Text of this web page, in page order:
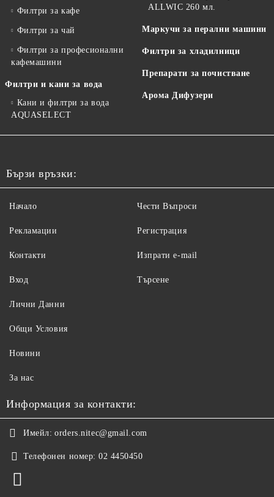
Филтри за кафе
Филтри за чай
Филтри за професионални
кафемашини
Филтри и кани за вода
Кани и филтри за вода
AQUASELECT
ALLWIC 260 мл.
Маркучи за перални машини
Филтри за хладилници
Препарати за почистване
Арома Дифузери
Бързи връзки:
Начало
Рекламации
Контакти
Вход
Чести Въпроси
Регистрация
Изпрати e-mail
Търсене
Лични Данни
Общи Условия
Новини
За нас
Информация за контакти:
Имейл: orders.nitec@gmail.com
Телефонен номер: 02 4450450